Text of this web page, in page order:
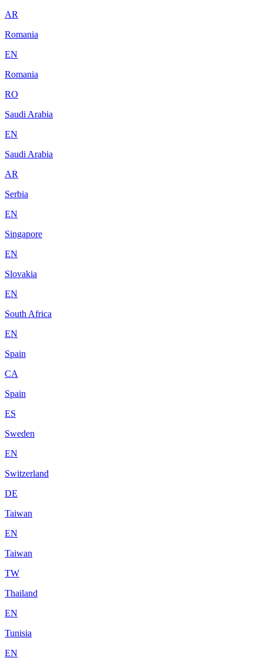
AR
Romania
EN
Romania
RO
Saudi Arabia
EN
Saudi Arabia
AR
Serbia
EN
Singapore
EN
Slovakia
EN
South Africa
EN
Spain
CA
Spain
ES
Sweden
EN
Switzerland
DE
Taiwan
EN
Taiwan
TW
Thailand
EN
Tunisia
EN